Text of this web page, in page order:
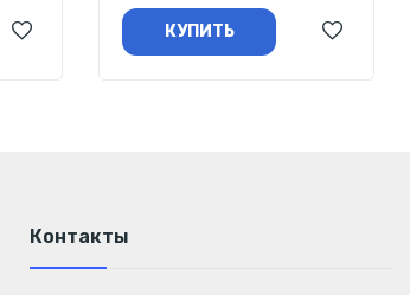
КУПИТЬ
Контакты